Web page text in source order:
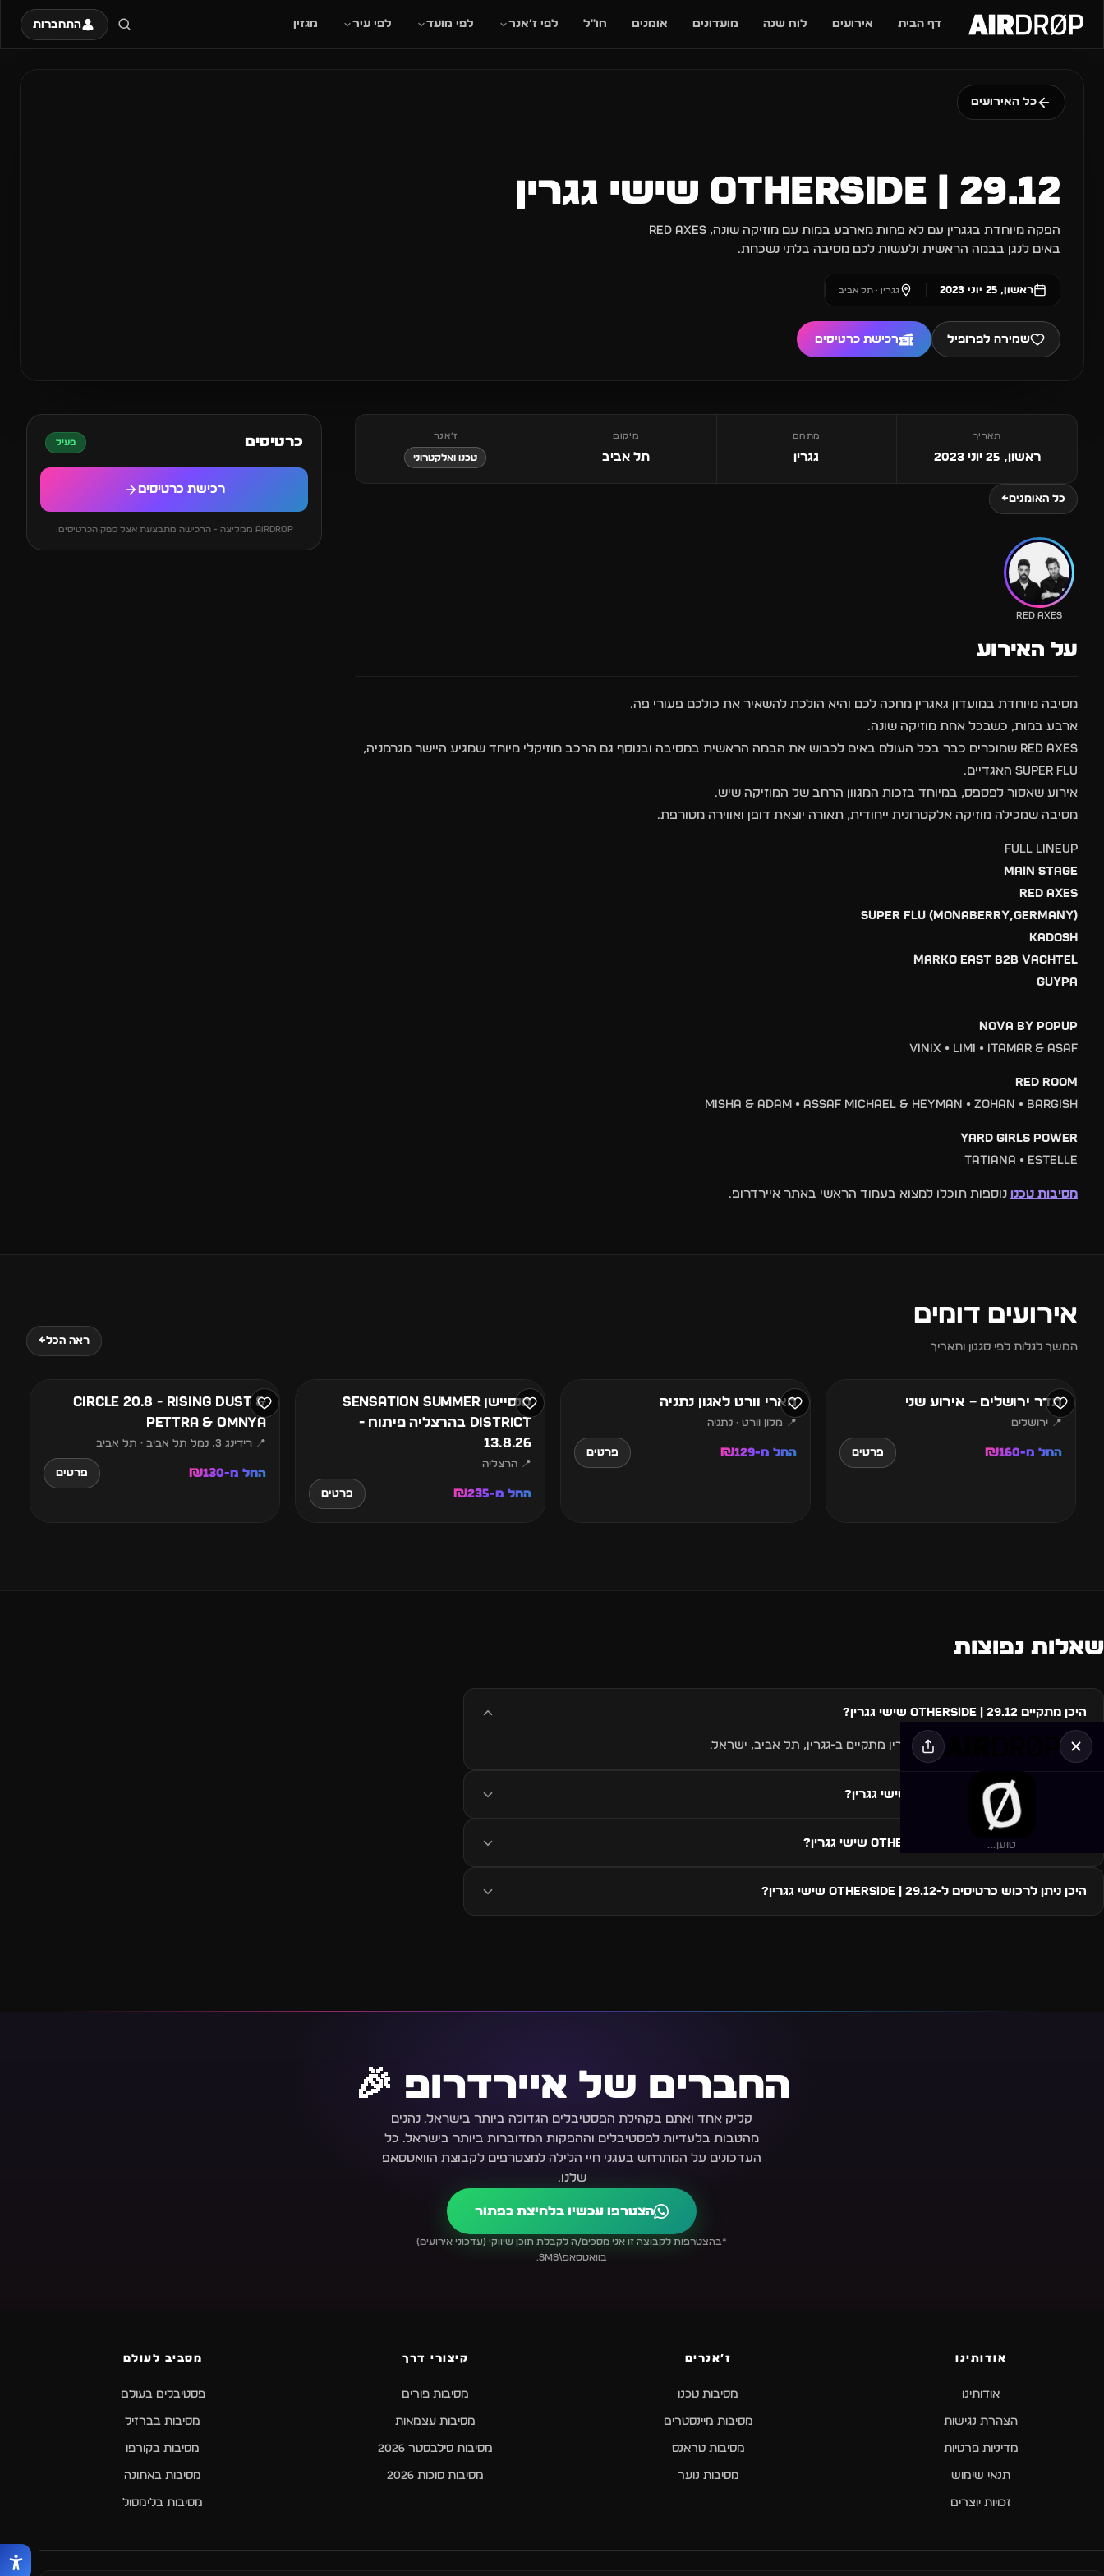
סגור דף הבית אירועים לוח שנה מועדונים אומנים חו״ל לפי ז׳אנר לפי מועד לפי עיר מגזין התחברות
כל האירועים
29.12 | Otherside שישי גגרין
הפקה מיוחדת בגגרין עם לא פחות מארבע במות עם מוזיקה שונה, RED AXES
באים לנגן בבמה הראשית ולעשות לכם מסיבה בלתי נשכחת.
ראשון, 25 יוני 2023 גגרין · תל אביב
שמירה לפרופיל רכישת כרטיסים
תאריך
ראשון, 25 יוני 2023
מתחם
גגרין
מיקום
תל אביב
ז׳אנר
טכנו ואלקטרוני
כל האומנים←
RED AXES
על האירוע
מסיבה מיוחדת במועדון גאגרין מחכה לכם והיא הולכת להשאיר את כולכם פעורי פה.
ארבע במות, כשבכל אחת מוזיקה שונה.
RED AXES שמוכרים כבר בכל העולם באים לכבוש את הבמה הראשית במסיבה ובנוסף גם הרכב מוזיקלי מיוחד שמגיע היישר מגרמניה,
SUPER FLU האגדיים.
אירוע שאסור לפספס, במיוחד בזכות המגוון הרחב של המוזיקה שיש.
מסיבה שמכילה מוזיקה אלקטרונית ייחודית, תאורה יוצאת דופן ואווירה מטורפת.
FULL LINEUP
MAIN STAGE
RED AXES
SUPER FLU (MONABERRY,GERMANY)
KADOSH
MARKO EAST B2B VACHTEL
GUYPA
NOVA BY POPUP
VINIX • LIMI • ITAMAR & ASAF
RED ROOM
MISHA & ADAM • ASSAF MICHAEL & HEYMAN • ZOHAN • BARGISH
YARD GIRLS POWER
TATIANA • ESTELLE
מסיבות טכנו נוספות תוכלו למצוא בעמוד הראשי באתר איירדרופ.
כרטיסים פעיל
רכישת כרטיסים
AIRDROP ממליצה - הרכישה מתבצעת אצל ספק הכרטיסים.
אירועים דומים
המשך לגלות לפי סגנון ותאריך
ראה הכל← 6
תדר ירושלים – אירוע שני
📍 ירושלים
החל מ-₪160 פרטים
מארי וורט לאגון נתניה
📍 מלון וורט · נתניה
החל מ-₪129 פרטים
סנסיישן Sensation Summer
District בהרצליה פיתוח -
13.8.26
📍 הרצליה
החל מ-₪235 פרטים
CIRCLE 20.8 - RISING DUST &
PETTRA & OMNYA
📍 רידינג 3, נמל תל אביב · תל אביב
החל מ-₪130 פרטים
טוען...
שאלות נפוצות
היכן מתקיים 29.12 | Otherside שישי גגרין?
האירוע 29.12 | Otherside שישי גגרין מתקיים ב-גגרין, תל אביב, ישראל.
איזה סגנון מוזיקה ב-29.12 | Otherside שישי גגרין?
היכן ניתן לרכוש כרטיסים ל-29.12 | Otherside שישי גגרין?
החברים של איירדרופ 🎉
קליק אחד ואתם בקהילת הפסטיבלים הגדולה ביותר בישראל. נהנים
מהטבות בלעדיות לפסטיבלים וההפקות המדוברות ביותר בישראל. כל
העדכונים על המתרחש בעגני חיי הלילה למצטרפים לקבוצת הוואטסאפ
שלנו.
הצטרפו עכשיו בלחיצת כפתור
*בהצטרפות לקבוצה זו אני מסכים/ה לקבלת תוכן שיווקי (עדכוני אירועים)
בוואטסאפ\SMS.
אודותינו
אודותינו
הצהרת נגישות
מדיניות פרטיות
תנאי שימוש
זכויות יוצרים
ז׳אנרים
מסיבות טכנו
מסיבות מיינסטרים
מסיבות טראנס
מסיבות נוער
קיצורי דרך
מסיבות פורים
מסיבות עצמאות
מסיבות סילבסטר 2026
מסיבות סוכות 2026
מסביב לעולם
פסטיבלים בעולם
מסיבות בברזיל
מסיבות בקורפו
מסיבות באתונה
מסיבות בלימסול